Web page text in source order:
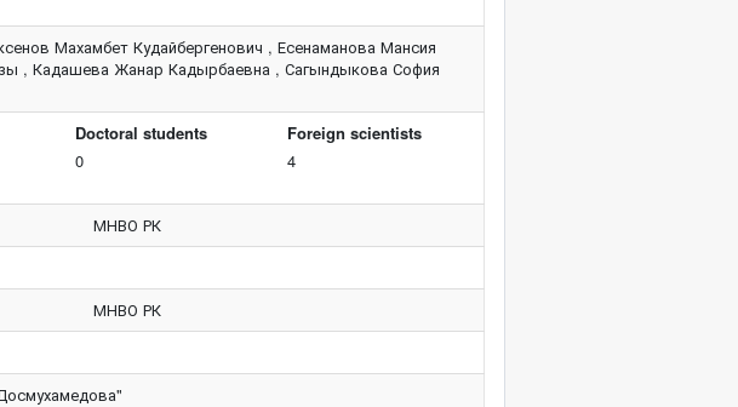
Махамбет Кудайбергенович , Есенаманова Мансия
, Кадашева Жанар Кадырбаевна , Сагындыкова София
Doctoral students
0
Foreign scientists
4
МНВО РК
МНВО РК